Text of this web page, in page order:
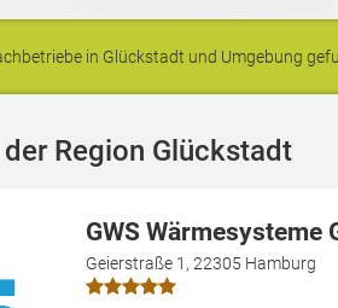
in Glückstadt und Umgebung
Region Glückstadt
GWS Wärmesysteme
Geierstraße 1, 22305 Hamburg